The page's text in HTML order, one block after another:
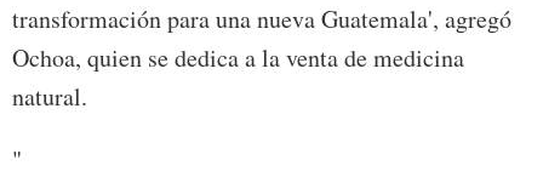
transformación para una nueva Guatemala', agregó
Ochoa, quien se dedica a la venta de medicina
natural.
"